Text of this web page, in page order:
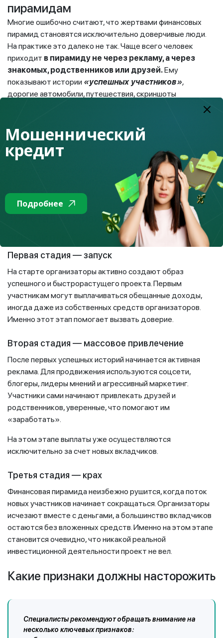
пирамидам
Многие ошибочно считают, что жертвами финансовых
пирамид становятся исключительно доверчивые люди.
На практике это далеко не так. Чаще всего человек
приходит в пирамиду не через рекламу, а через
знакомых, родственников или друзей.Ему
показывают истории «успешных участников»,
дорогие автомобили, путешествия, скриншоты
На начальном этапе организаторы действительно могут
выплачивать доход первым участникам, именно для того,
чтобы создать доверие и запустить сарафанное радио.
В результате люди начинают вкладывать более крупные
суммы и приводить близких, не подозревая, чтосхема
уже движется к краху.
Три стадии жизни финансовой
Первая стадия — запуск
На старте организаторы активно создают образ
успешного и быстрорастущего проекта. Первым
участникам могут выплачиваться обещанные доходы,
иногда даже из собственных средств организаторов.
Именно этот этап помогает вызвать доверие.
Вторая стадия — массовое привлечение
После первых успешных историй начинается активная
реклама. Для продвижения используются соцсети,
блогеры, лидеры мнений и агрессивный маркетинг.
Участники сами начинают привлекать друзей и
родственников, уверенные, что помогают им
«заработать».
На этом этапе выплаты уже осуществляются
исключительно за счет новых вкладчиков.
Третья стадия — крах
Финансовая пирамида неизбежно рушится, когда поток
новых участников начинает сокращаться. Организаторы
исчезают вместе с деньгами, а большинство вкладчиков
остаются без вложенных средств. Именно на этом этапе
становится очевидно, что никакой реальной
инвестиционной деятельности проект не вел.
Какие признаки должны насторожить
Специалисты рекомендуют обращать внимание на
несколько ключевых признаков:
Мошеннический
кредит
Подробнее